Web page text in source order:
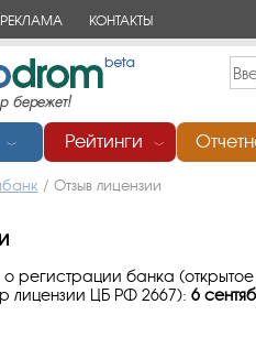
РЕКЛАМА КОНТАКТЫ
﹀ Рейтинги ﹀
/ Отзыв лицензии
о регистрации банка
лицензии ЦБ РФ 2667): 6